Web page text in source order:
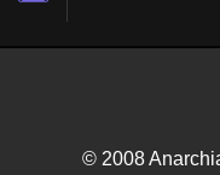
© 2008